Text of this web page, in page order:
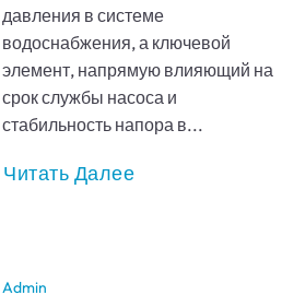
давления в системе
водоснабжения, а ключевой
элемент, напрямую влияющий на
срок службы насоса и
стабильность напора в...
Читать Далее
Admin